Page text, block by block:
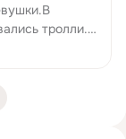
тролли.
а те...